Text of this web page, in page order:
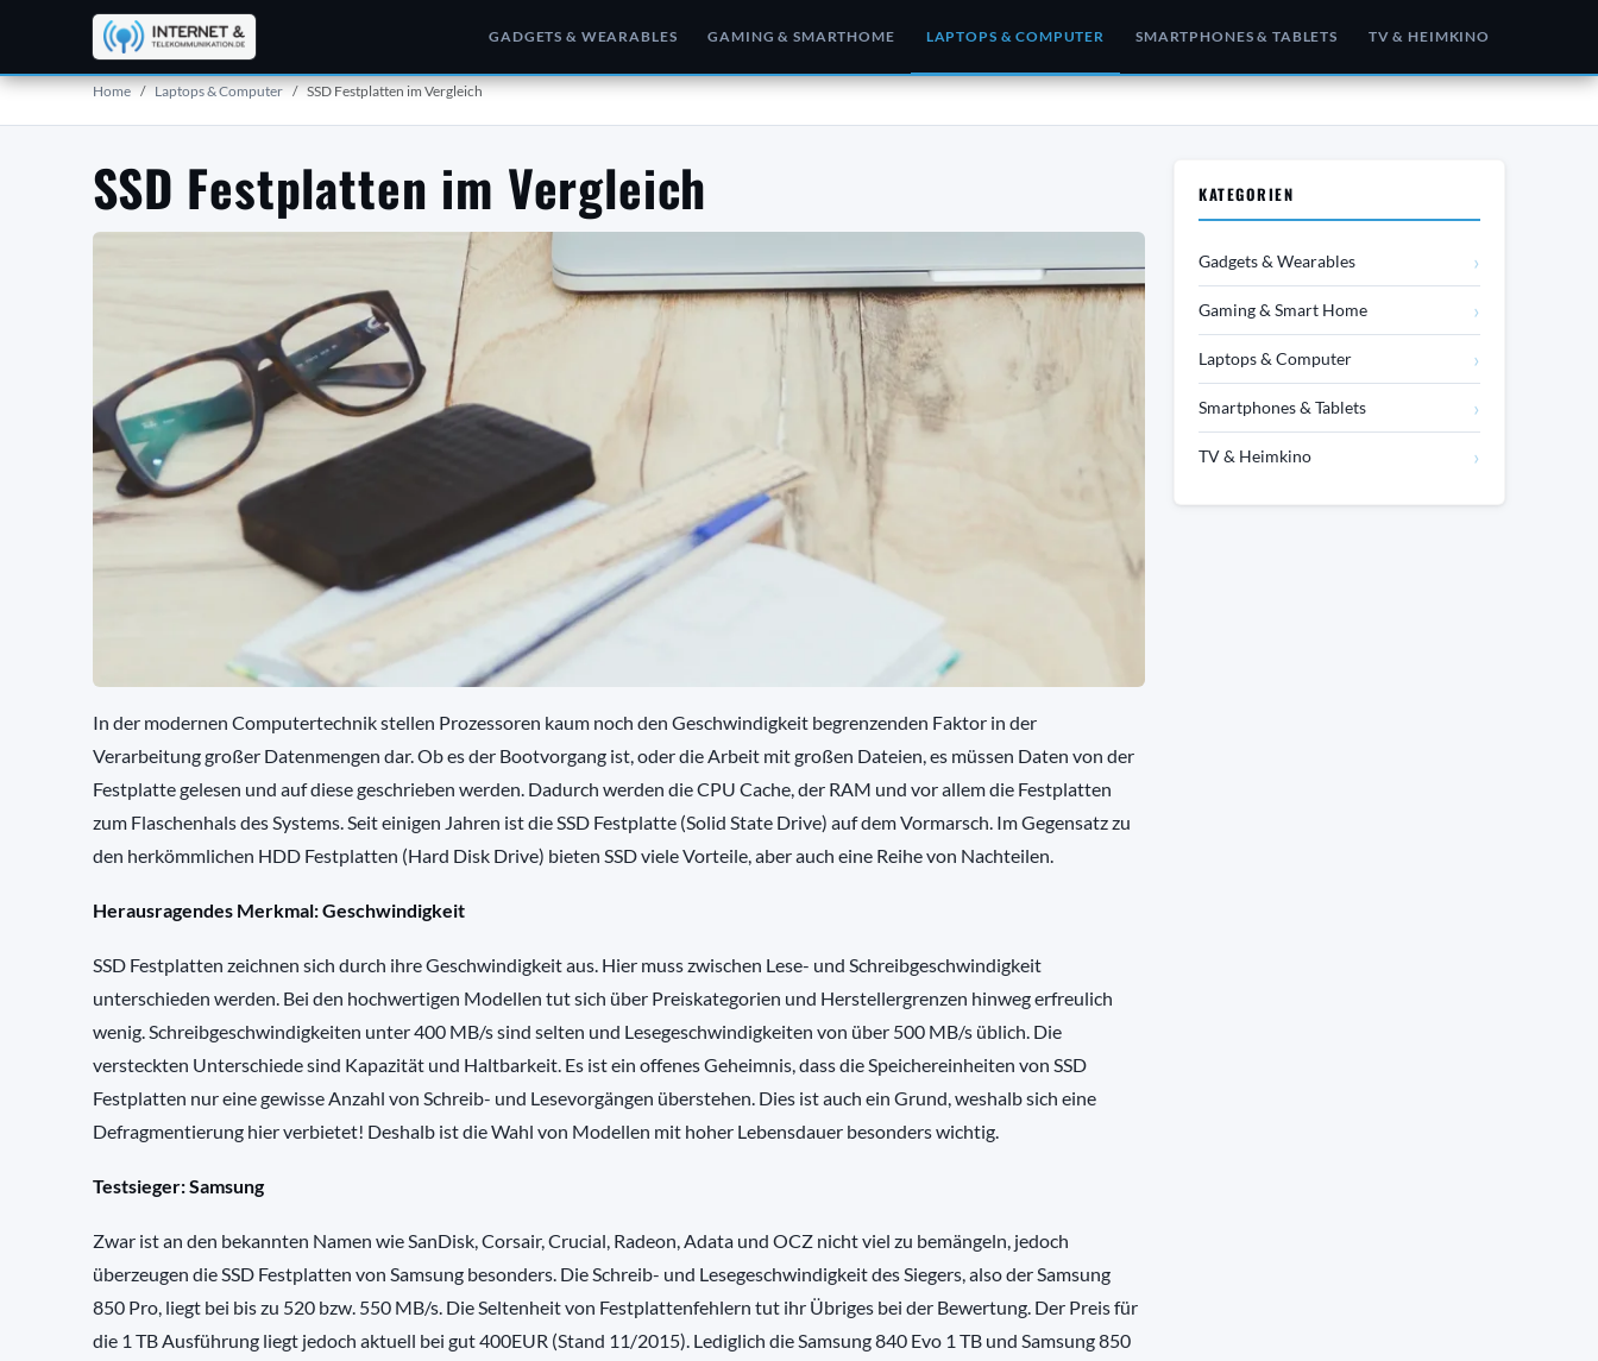
GADGETS & WEARABLES GAMING & SMARTHOME LAPTOPS & COMPUTER SMARTPHONES & TABLETS TV & HEIMKINO
Home Laptops & Computer SSD Festplatten im Vergleich
SSD Festplatten im Vergleich
In der modernen Computertechnik stellen Prozessoren kaum noch den Geschwindigkeit begrenzenden Faktor in der
Verarbeitung großer Datenmengen dar. Ob es der Bootvorgang ist, oder die Arbeit mit großen Dateien, es müssen Daten von der
Festplatte gelesen und auf diese geschrieben werden. Dadurch werden die CPU Cache, der RAM und vor allem die Festplatten
zum Flaschenhals des Systems. Seit einigen Jahren ist die SSD Festplatte (Solid State Drive) auf dem Vormarsch. Im Gegensatz zu
den herkömmlichen HDD Festplatten (Hard Disk Drive) bieten SSD viele Vorteile, aber auch eine Reihe von Nachteilen.
Herausragendes Merkmal: Geschwindigkeit
SSD Festplatten zeichnen sich durch ihre Geschwindigkeit aus. Hier muss zwischen Lese- und Schreibgeschwindigkeit
unterschieden werden. Bei den hochwertigen Modellen tut sich über Preiskategorien und Herstellergrenzen hinweg erfreulich
wenig. Schreibgeschwindigkeiten unter 400 MB/s sind selten und Lesegeschwindigkeiten von über 500 MB/s üblich. Die
versteckten Unterschiede sind Kapazität und Haltbarkeit. Es ist ein offenes Geheimnis, dass die Speichereinheiten von SSD
Festplatten nur eine gewisse Anzahl von Schreib- und Lesevorgängen überstehen. Dies ist auch ein Grund, weshalb sich eine
Defragmentierung hier verbietet! Deshalb ist die Wahl von Modellen mit hoher Lebensdauer besonders wichtig.
Testsieger: Samsung
Zwar ist an den bekannten Namen wie SanDisk, Corsair, Crucial, Radeon, Adata und OCZ nicht viel zu bemängeln, jedoch
überzeugen die SSD Festplatten von Samsung besonders. Die Schreib- und Lesegeschwindigkeit des Siegers, also der Samsung
850 Pro, liegt bei bis zu 520 bzw. 550 MB/s. Die Seltenheit von Festplattenfehlern tut ihr Übriges bei der Bewertung. Der Preis für
die 1 TB Ausführung liegt jedoch aktuell bei gut 400EUR (Stand 11/2015). Lediglich die Samsung 840 Evo 1 TB und Samsung 850
KATEGORIEN
Gadgets & Wearables ›
Gaming & Smart Home ›
Laptops & Computer ›
Smartphones & Tablets ›
TV & Heimkino ›